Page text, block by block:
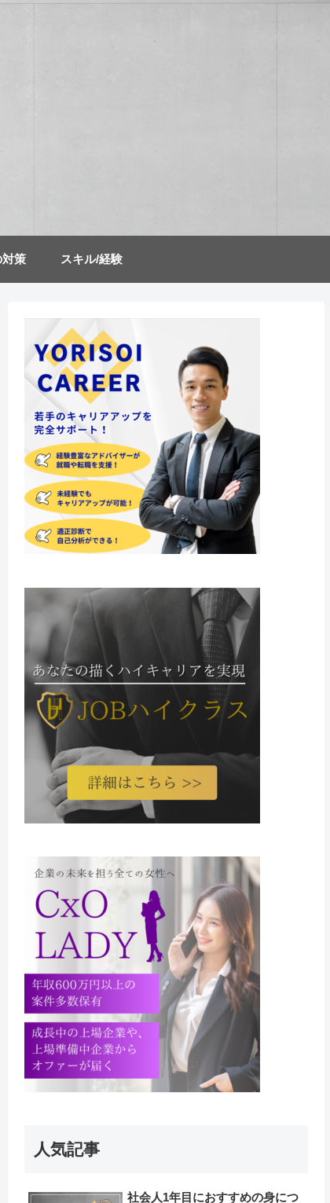
策 スキル/経験
人気記事
社会人1年目におすすめの身につ